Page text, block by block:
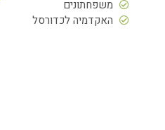
משפחתונים
האקדמיה לכדורסל